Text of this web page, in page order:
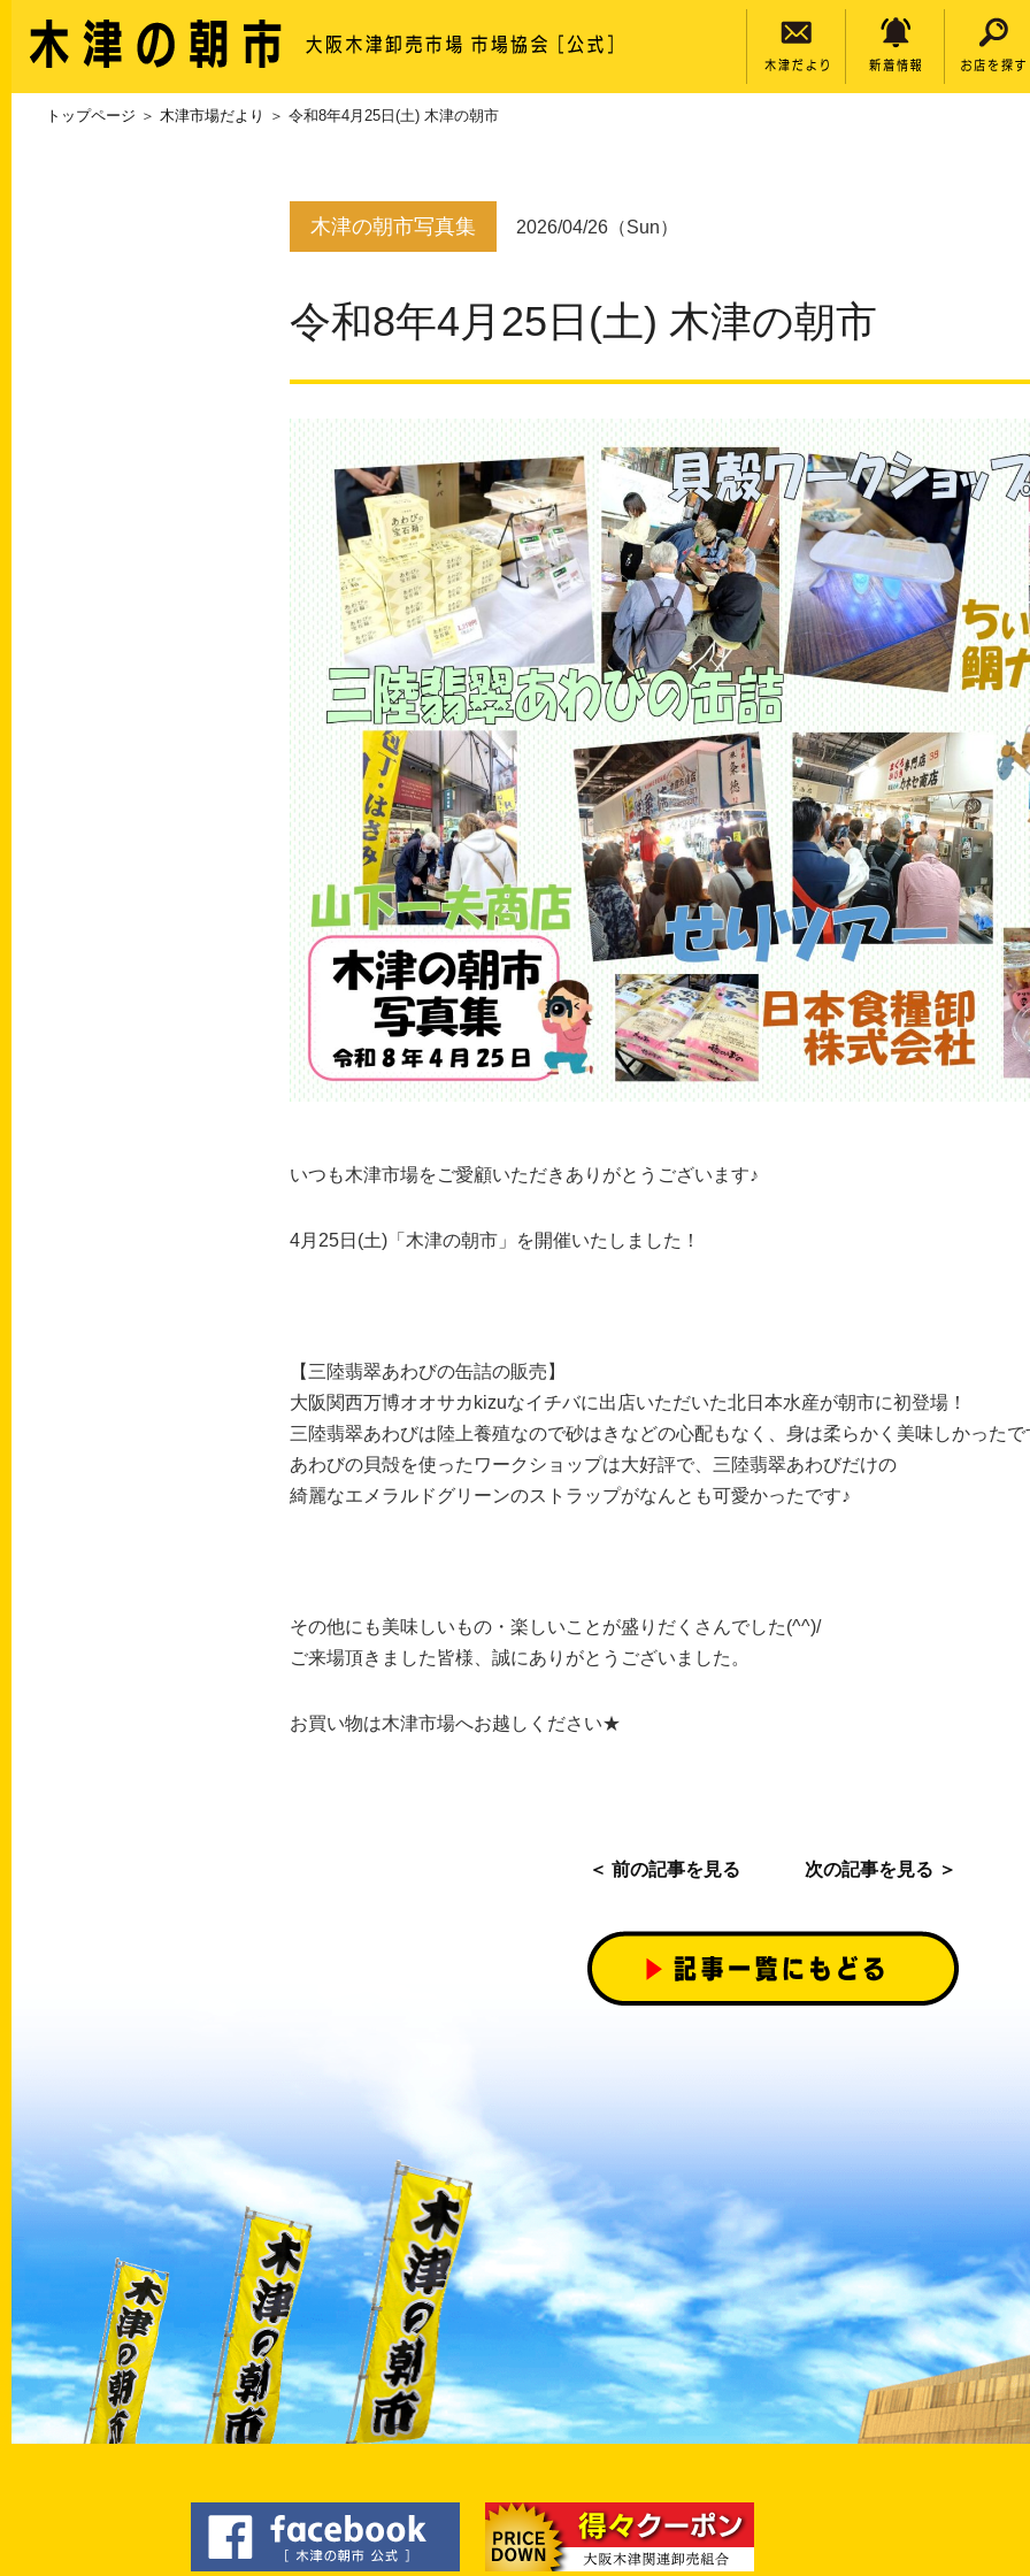
トップページ ＞ 木津市場だより ＞ 令和8年4月25日(土) 木津の朝市
木津の朝市写真集 2026/04/26（Sun）
令和8年4月25日(土) 木津の朝市
いつも木津市場をご愛顧いただきありがとうございます♪
4月25日(土)「木津の朝市」を開催いたしました！
【三陸翡翠あわびの缶詰の販売】
大阪関西万博オオサカkizuなイチバに出店いただいた北日本水産が朝市に初登場！
三陸翡翠あわびは陸上養殖なので砂はきなどの心配もなく、身は柔らかく美味しかったで
あわびの貝殻を使ったワークショップは大好評で、三陸翡翠あわびだけの
綺麗なエメラルドグリーンのストラップがなんとも可愛かったです♪
その他にも美味しいもの・楽しいことが盛りだくさんでした(^^)/
ご来場頂きました皆様、誠にありがとうございました。
お買い物は木津市場へお越しください★
＜ 前の記事を見る 次の記事を見る ＞